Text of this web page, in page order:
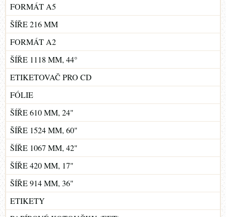
FORMÁT A5
ŠÍŘE 216 MM
FORMÁT A2
ŠÍŘE 1118 MM, 44°
ETIKETOVAČ PRO CD
FÓLIE
ŠÍŘE 610 MM, 24"
ŠÍŘE 1524 MM, 60"
ŠÍŘE 1067 MM, 42"
ŠÍŘE 420 MM, 17"
ŠÍŘE 914 MM, 36"
ETIKETY